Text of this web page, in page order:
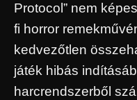
Protocol” nem
fi horror
kedvezőtlen
játék hibás
harcrendszerből